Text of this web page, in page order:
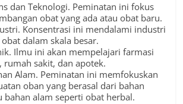
dan Teknologi. Peminatan ini fokus
obat yang ada atau obat baru.
Konsentrasi ini mendalami industri
dalam skala besar.
Ilmu ini akan mempelajari farmasi
rumah sakit, dan apotek.
Alam. Peminatan ini memfokuskan
oban yang berasal dari bahan
bahan alam seperti obat herbal.